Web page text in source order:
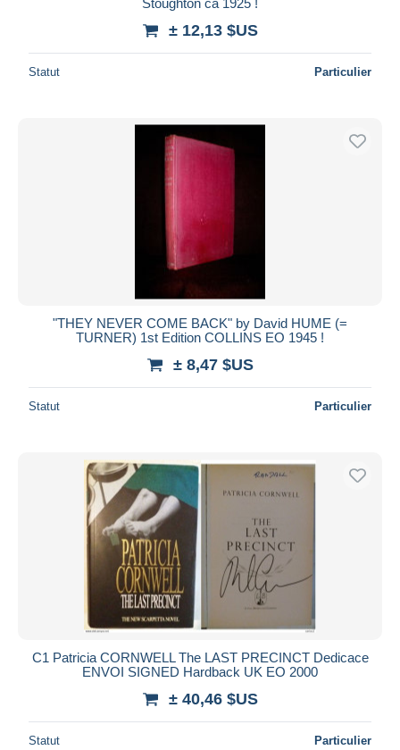
± 12,13 $US
Statut Particulier
"THEY NEVER COME BACK" by David HUME (=
TURNER) 1st Edition COLLINS EO 1945 !
± 8,47 $US
Statut Particulier
C1 Patricia CORNWELL The LAST PRECINCT Dedicace
ENVOI SIGNED Hardback UK EO 2000
± 40,46 $US
Statut Particulier